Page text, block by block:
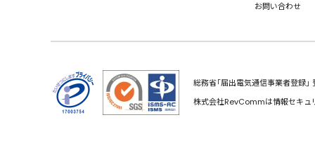
お問い合わせ
総務省｢届出電気通信事業者登録
株式会社RevCommは情報セキュ